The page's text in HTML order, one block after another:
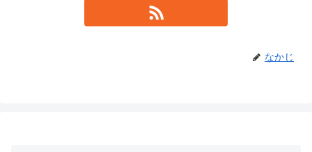
なかじ